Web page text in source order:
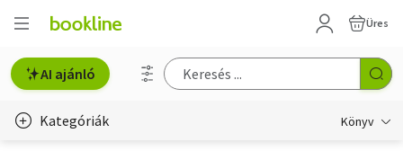
Üres
AI ajánló
Kategóriák Könyv